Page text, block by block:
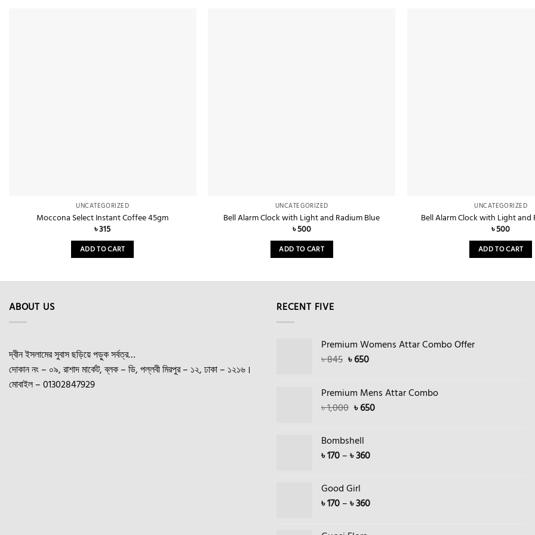
UNCATEGORIZED
Moccona Select Instant Coffee 45gm
৳315
ADD TO CART
UNCATEGORIZED
Bell Alarm Clock with Light and Radium Blue
৳500
ADD TO CART
UNCATEGORIZED
Bell Alarm Clock with Light and
৳500
ADD TO CART
ABOUT US
দ্বীন ইসলামের সুবাস ছড়িয়ে পড়ুক সর্বত্র…
দোকান নং – ০৯, রাশাদ মার্কেট, ব্লক – ডি, পল্লবী মিরপুর – ১২, ঢাকা – ১২১৬।
মোবাইল – 01302847929
RECENT FIVE
Premium Womens Attar Combo Offer
৳845 Original
৳ 845.
৳650Current
৳ 650.
Premium Mens Attar Combo
৳1,000 Original
৳ 1,000.
৳650Current
Bombshell
৳170–৳360Price
৳ 360
Good Girl
৳170–৳360Price